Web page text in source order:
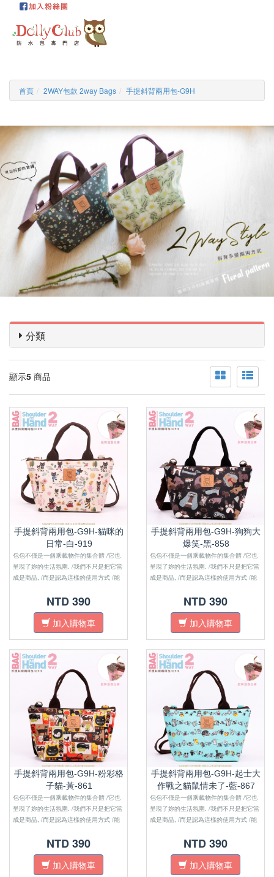
首頁 2WAY包款 2way Bags 手提斜背兩用包-G9H
分類
顯示5 商品
手提斜背兩用包-G9H-貓咪的
日常-白-919
包包不僅是一個乘載物件的集合體 /它也
呈現了妳的生活氛圍. /我們不只是把它當
成是商品, /而是認為這樣的使用方式 /能
【收納功能】和【防水材質】的機能性,也
是同樣的注重!
NTD 390
加入購物車
手提斜背兩用包-G9H-狗狗大
爆笑-黑-858
包包不僅是一個乘載物件的集合體 /它也
呈現了妳的生活氛圍. /我們不只是把它當
成是商品, /而是認為這樣的使用方式 /能
【收納功能】和【防水材質】的機能性,也
是同樣的注重!
NTD 390
加入購物車
手提斜背兩用包-G9H-粉彩格
子貓-黃-861
包包不僅是一個乘載物件的集合體 /它也
呈現了妳的生活氛圍. /我們不只是把它當
成是商品, /而是認為這樣的使用方式 /能
【收納功能】和【防水材質】的機能性,也
是同樣的注重!
NTD 390
加入購物車
手提斜背兩用包-G9H-起士大
作戰之貓鼠情未了-藍-867
包包不僅是一個乘載物件的集合體 /它也
呈現了妳的生活氛圍. /我們不只是把它當
成是商品, /而是認為這樣的使用方式 /能
【收納功能】和【防水材質】的機能性,也
是同樣的注重!
NTD 390
加入購物車